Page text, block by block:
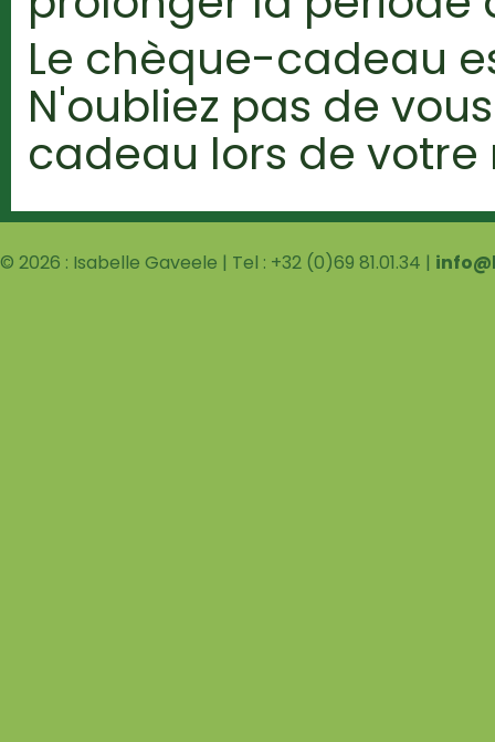
Le chèque-cadeau
N'oubliez pas de
cadeau lors de
© 2026 : Isabelle Gaveele | Tel : +32 (0)69 81.01.34 |